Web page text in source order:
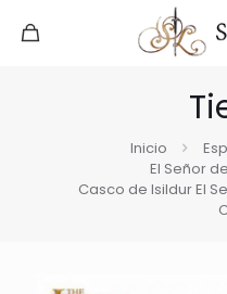
Inicio
El Señor
Casco de Isildur El